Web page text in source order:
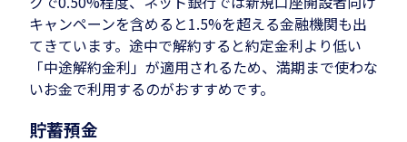
キャンペーンを含めると1.5%を超える金融機関も出
てきています。途中で解約すると約定金利より低い
「中途解約金利」が適用されるため、満期まで使わな
いお金で利用するのがおすすめです。
貯蓄預金